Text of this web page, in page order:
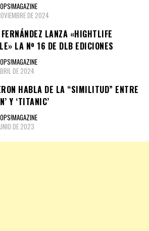
DE 2024
LANZA «HIGHTLIFE
LA Nº 16 DE DLB EDICIONES
DE 2024
HABLA DE LA “SIMILITUD” ENTRE
Y ‘TITANIC’
DE 2023